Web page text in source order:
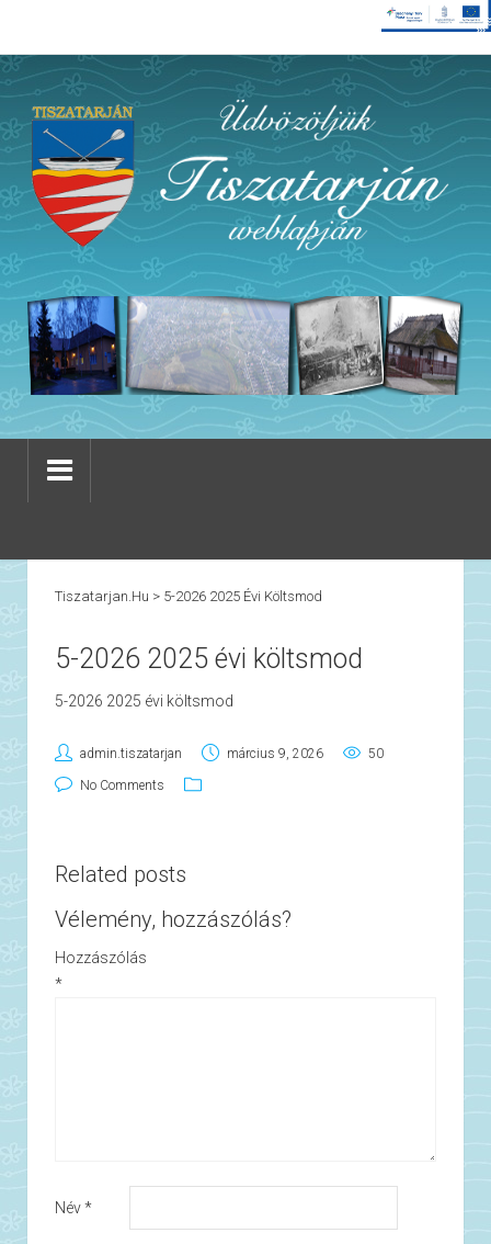
Tiszatarjan.hu > 5-2026 2025 Évi Költsmod
5-2026 2025 évi költsmod
5-2026 2025 évi költsmod
admin.tiszatarjan március 9, 2026 50
No Comments
Related posts
Vélemény, hozzászólás?
Hozzászólás
*
Név*